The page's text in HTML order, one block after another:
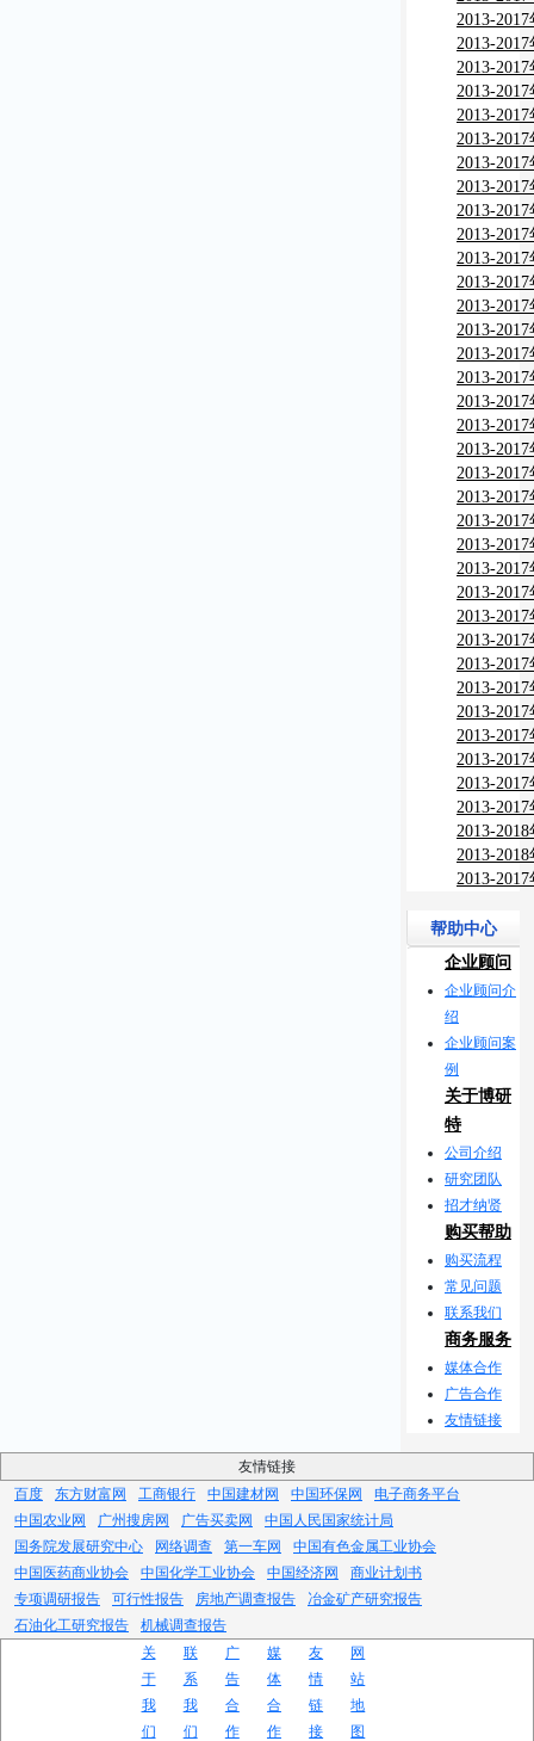
告
分析与投
2013-
市场监测
2013-
析与行业
2013-
场现状分
告
2013-
分析与行
2013-
与行业调
2013-
与行业调
2013-
析与行业
2013-
析与行业
2013-
析与行业
2013-
析与行业
2013-
画用笔市
告
2013-
分析与行
2013-
析与行业
2013-
分析与行
2013-
分析与行
2013-
分析与行
2013-
粒市场分
2013-
分析与行
2013-
市场分析
2013-
用墨水市
告
2013-
与行业调
2013-
与行业调
2013-
与行业调
2013-
测及投资
2013-
监测及投
2013-
监测及投
2013-
监测及投
2013-
市场现状
报告
2013-
习产品市
究报告
2013-
分析及投
2013-
需分析及
2013-
竞争力分
告
2013-
分析及投
2013-
竞争力分
告
2013-
教）市场
研究报告
2013-
场深度调
2013-
究报告
帮助中心
企业顾问
企业顾问介
绍
企业顾问案
例
关于博研
特
公司介绍
研究团队
招才纳贤
购买帮助
购买流程
常见问题
联系我们
商务服务
媒体合作
广告合作
友情链接
友情链接
百度
东方财富网 工商银行 中国建材网 中国环保网
电子商务平台
中国农业网
广州搜房网 广告买卖网
中国人民国家统计局
国务院发展研究中心
网络调查 第一车网
中国有色金属工业协会
中国医药商业协会
中国化学工业协会 中国经济网
商业计划书
专项调研报告
可行性报告 房地产调查报告
冶金矿产研究报告
石油化工研究报告
机械调查报告
关
于
我
们
联
系
我
们
广
告
合
作
媒
体
合
作
友
情
链
接
网
站
地
图